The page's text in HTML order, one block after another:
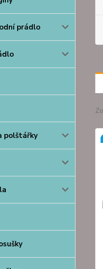
prádlo
polštářky